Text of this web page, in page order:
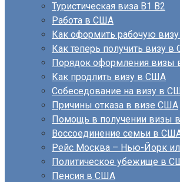
Туристическая виза B1 B2
Работа в США
Как оформить рабочую
Как теперь получить визу
Порядок оформления визы
Как продлить визу в США
Собеседование на визу в
Причины отказа в визе США
Помощь в получении визы
Воссоединение семьи в
Рейс Москва – Нью-Йорк
Политическое убежище в
Пенсия в США